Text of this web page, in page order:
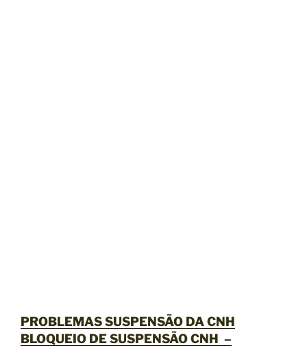
PROBLEMAS SUSPENSÃO DA CNH
BLOQUEIO DE SUSPENSÃO CNH –